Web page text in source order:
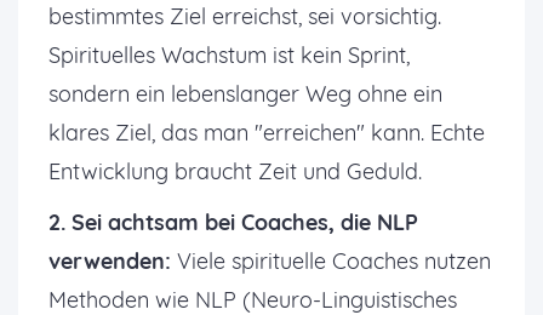
bestimmtes Ziel erreichst, sei vorsichtig.
Spirituelles Wachstum ist kein Sprint,
sondern ein lebenslanger Weg ohne ein
klares Ziel, das man "erreichen" kann. Echte
Entwicklung braucht Zeit und Geduld.
2. Sei achtsam bei Coaches, die NLP
verwenden: Viele spirituelle Coaches nutzen
Methoden wie NLP (Neuro-Linguistisches